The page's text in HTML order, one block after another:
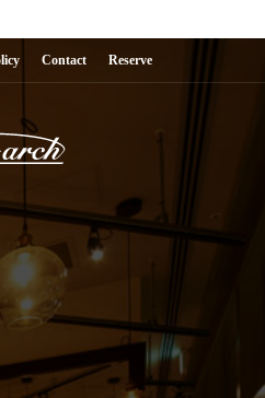
Contact Reserve